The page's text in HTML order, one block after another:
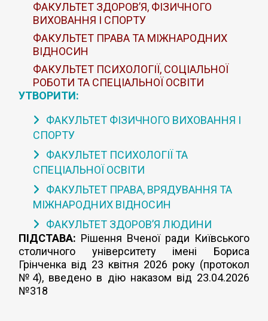
ФАКУЛЬТЕТ ЗДОРОВ’Я, ФІЗИЧНОГО
ВИХОВАННЯ І СПОРТУ
ФАКУЛЬТЕТ ПРАВА ТА МІЖНАРОДНИХ
ВІДНОСИН
ФАКУЛЬТЕТ ПСИХОЛОГІЇ, СОЦІАЛЬНОЇ
РОБОТИ ТА СПЕЦІАЛЬНОЇ ОСВІТИ
УТВОРИТИ:
ФАКУЛЬТЕТ ФІЗИЧНОГО ВИХОВАННЯ І
СПОРТУ
ФАКУЛЬТЕТ ПСИХОЛОГІЇ ТА
СПЕЦІАЛЬНОЇ ОСВІТИ
ФАКУЛЬТЕТ ПРАВА, ВРЯДУВАННЯ ТА
МІЖНАРОДНИХ ВІДНОСИН
ФАКУЛЬТЕТ ЗДОРОВ’Я ЛЮДИНИ
ПІДСТАВА: Рішення Вченої ради Київського
столичного університету імені Бориса
Грінченка від 23 квітня 2026 року (протокол
№4), введено в дію наказом від 23.04.2026
№318